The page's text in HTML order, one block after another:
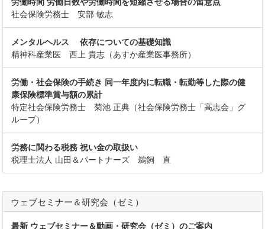
社会保険労務士 安部 敏志
メンタルヘルス 依存についての基礎知識
精神科産業医 西上 貴志（あすか産業医事務所）
労働・社会保険の手続き 同一年度内に転職・転勤等した際の健
康保険標準賞与額の累計
特定社会保険労務士 菊池 正典（社会保険労務士「高志会」グ
ループ）
労務に関わる税務 祝い金の取扱い
税理士法人 山田＆パートナーズ 鵜飼 直
ウェブセミナー＆研究会（ゼミ）
最新 ウェブセミナー＆動画・研究会（ゼミ）のご案内